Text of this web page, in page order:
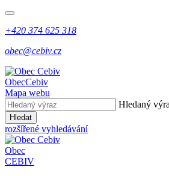
+420 374 625 318
obec@cebiv.cz
ObecCebiv
Mapa webu
Hledaný
Hledat
rozšířené vyhledávání
Obec
CEBIV